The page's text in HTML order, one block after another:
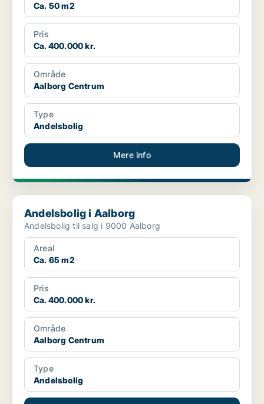
Ca. 50 m2
Pris
Ca. 400.000 kr.
Område
Aalborg Centrum
Type
Andelsbolig
Mere info
Andelsbolig i Aalborg
Andelsbolig i Aalborg
Andelsbolig til salg i 9000 Aalborg
Areal
Ca. 65 m2
Pris
Ca. 400.000 kr.
Område
Aalborg Centrum
Type
Andelsbolig